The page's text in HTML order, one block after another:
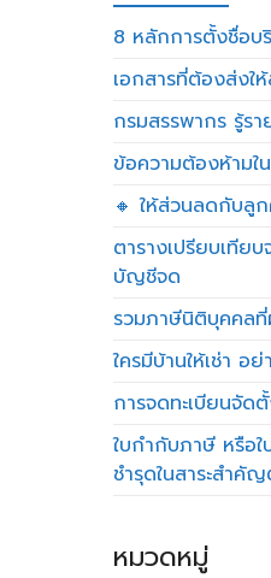
8 หลักการตั้งชื่อบ
เอกสารที่ต้องส่ง
กรมสรรพากร รู้รา
ข้อความต้องห้ามใ
🔸 ให้ส่วนลดกับลู
ตารางเปรียบเทีย
บัญชีจด
รวมภาษีนิติบุคคลที่
ใครมีบ้านให้เช่า อ
การจดทะเบียนจัด
ใบกำกับภาษี หรือ
ชำรุดในสาระสำคั
หมวดหมู่